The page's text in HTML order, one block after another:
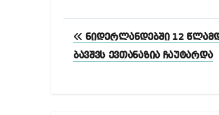
პოსტის
ნავიგაცია
ნიდერლანდებში 12
ბავშვს ევთანაზია ჩაუტარდა